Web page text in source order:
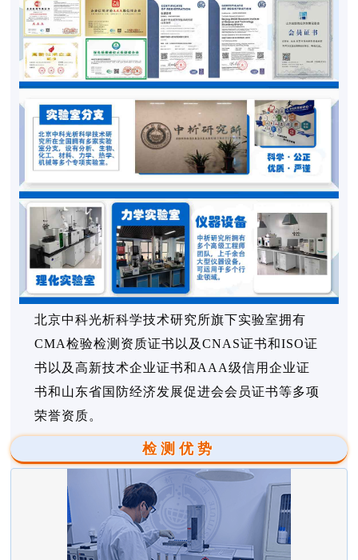
北京中科光析科学技术研究所旗下实验室拥有
CMA检验检测资质证书以及CNAS证书和ISO证
书以及高新技术企业证书和AAA级信用企业证
书和山东省国防经济发展促进会会员证书等多项
荣誉资质。
检测优势